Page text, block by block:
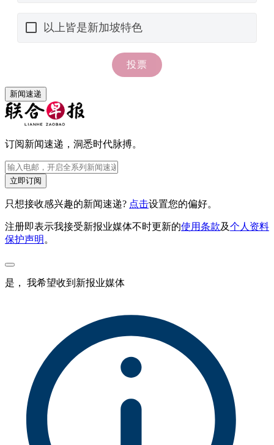
新闻速递
订阅新闻速递，洞悉时代脉搏。
立即订阅
只想接收感兴趣的新闻速递? 点击设置您的偏好。
注册即表示我接受新报业媒体不时更新的使用条款及个人资料
保护声明 。
是， 我希望收到新报业媒体